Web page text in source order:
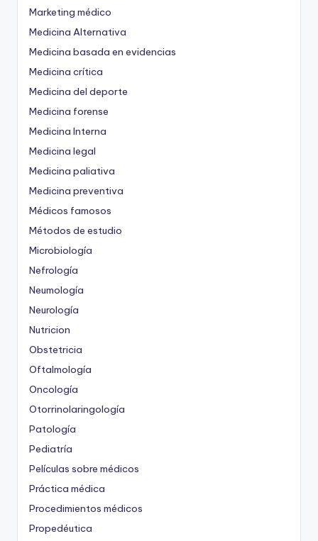
Marketing médico
Medicina Alternativa
Medicina basada en evidencias
Medicina crítica
Medicina del deporte
Medicina forense
Medicina Interna
Medicina legal
Medicina paliativa
Medicina preventiva
Médicos famosos
Métodos de estudio
Microbiología
Nefrología
Neumología
Neurología
Nutricion
Obstetricia
Oftalmología
Oncología
Otorrinolaringología
Patología
Pediatría
Películas sobre médicos
Práctica médica
Procedimientos médicos
Propedéutica